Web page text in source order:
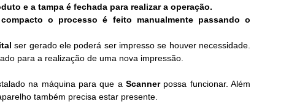
e a tampa é fechada para realizar a operação.
o processo é feito manualmente passando o
ser gerado ele poderá ser impresso se houver necessidade.
para a realização de uma nova impressão.
na máquina para que a Scanner possa funcionar. Além
também precisa estar presente.